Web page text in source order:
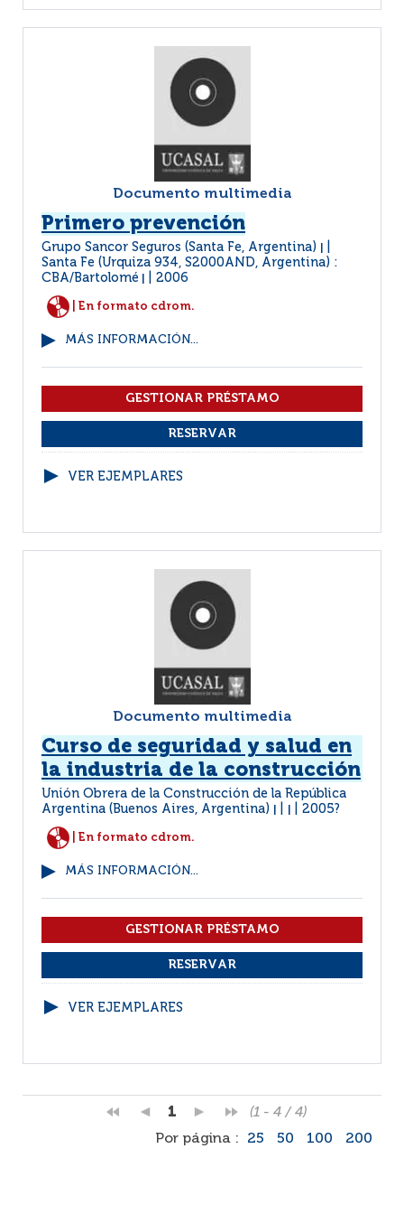
Documento multimedia
Primero prevención
Grupo Sancor Seguros (Santa Fe, Argentina)
Santa Fe (Urquiza 934, S2000AND, Argentina) :
CBA/Bartolomé
2006
| En formato cdrom.
MÁS INFORMACIÓN...
VER EJEMPLARES
Documento multimedia
Curso de seguridad y salud en
la industria de la construcción
Unión Obrera de la Construcción de la República
Argentina (Buenos Aires, Argentina)
2005?
| En formato cdrom.
MÁS INFORMACIÓN...
VER EJEMPLARES
1
(1 - 4 / 4)
Por página :
25 50 100 200